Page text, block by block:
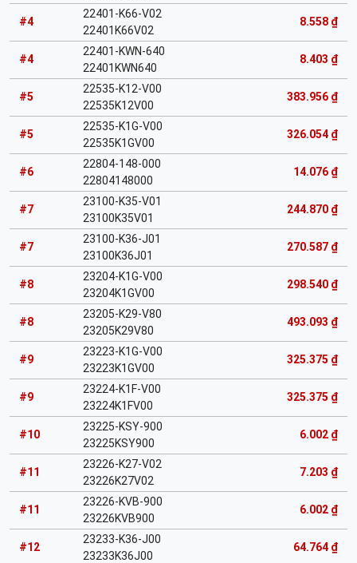
#4
22401-K66-V02
22401K66V02
8.558 ₫
#4
22401-KWN-640
22401KWN640
8.403 ₫
#5
22535-K12-V00
22535K12V00
383.956 ₫
#5
22535-K1G-V00
22535K1GV00
326.054 ₫
#6
22804-148-000
22804148000
14.076 ₫
#7
23100-K35-V01
23100K35V01
244.870 ₫
#7
23100-K36-J01
23100K36J01
270.587 ₫
#8
23204-K1G-V00
23204K1GV00
298.540 ₫
#8
23205-K29-V80
23205K29V80
493.093 ₫
#9
23223-K1G-V00
23223K1GV00
325.375 ₫
#9
23224-K1F-V00
23224K1FV00
325.375 ₫
#10
23225-KSY-900
23225KSY900
6.002 ₫
#11
23226-K27-V02
23226K27V02
7.203 ₫
#11
23226-KVB-900
23226KVB900
6.002 ₫
#12
23233-K36-J00
23233K36J00
64.764 ₫